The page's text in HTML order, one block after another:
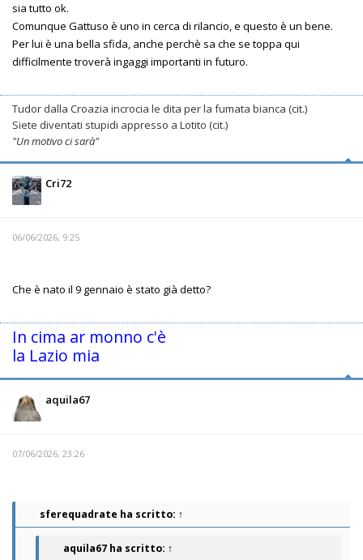
sia tutto ok.
Comunque Gattuso è uno in cerca di rilancio, e questo è un bene.
Per lui è una bella sfida, anche perchè sa che se toppa qui
difficilmente troverà ingaggi importanti in futuro.
Tudor dalla Croazia incrocia le dita per la fumata bianca (cit.)
Siete diventati stupidi appresso a Lotito (cit.)
"Un motivo ci sarà"
Cri72
06/06/2026, 9:25
Che è nato il 9 gennaio è stato già detto?
In cima ar monno c'è
la Lazio mia
aquila67
07/06/2026, 23:26
sferequadrate ha scritto: ↑
aquila67 ha scritto: ↑